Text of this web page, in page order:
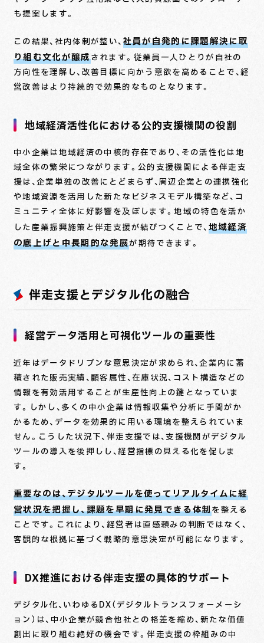
も提案します。
この結果、社内体制が整い、 社員が自発的に課題解決に取
り組む文化が醸成されます。従業員一人ひとりが自社の
方向性を理解し、改善目標に向かう意欲を高めることで、経
営改善はより持続的で効果的なものとなります。
地域経済活性化における公的支援機関の役割
中小企業は地域経済の中核的存在であり、その活性化は地
域全体の繁栄につながります。公的支援機関による伴走支
援は、企業単独の改善にとどまらず、周辺企業との連携強化
や地域資源を活用した新たなビジネスモデル構築など、コ
ミュニティ全体に好影響を及ぼします。地域の特色を活か
した産業振興施策と伴走支援が結びつくことで、 地域経済
の底上げと中長期的な発展が期待できます。
伴走支援とデジタル化の融合
経営データ活用と可視化ツールの重要性
近年はデータドリブンな意思決定が求められ、企業内に蓄
積された販売実績、顧客属性、在庫状況、コスト構造などの
情報を有効活用することが生産性向上の鍵となっていま
す。しかし、多くの中小企業は情報収集や分析に手間がか
かるため、データを効果的に用いる環境を整えられていま
せん。こうした状況下、伴走支援では、支援機関がデジタル
ツールの導入を後押しし、経営指標の見える化を促しま
す。
重要なのは、デジタルツールを使ってリアルタイムに経
営状況を把握し、課題を早期に発見できる体制を整える
ことです。これにより、経営者は直感頼みの判断ではなく、
客観的な根拠に基づく戦略的意思決定が可能になります。
DX推進における伴走支援の具体的サポート
デジタル化、いわゆるDX（デジタルトランスフォーメーシ
ョン）は、中小企業が競合他社との格差を縮め、新たな価値
創出に取り組む絶好の機会です。伴走支援の枠組みの中